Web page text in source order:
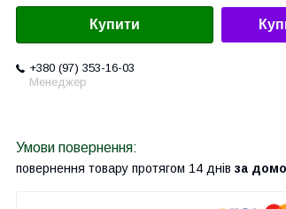
Купити
+380 (97) 353-16-03
Менеджер
повернення товару протягом 14 днів за